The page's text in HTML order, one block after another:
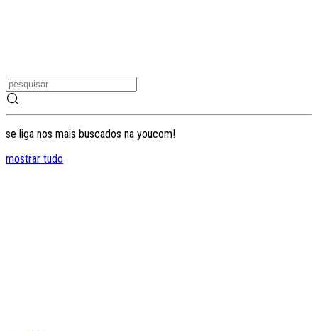
se liga nos mais buscados na youcom!
mostrar tudo